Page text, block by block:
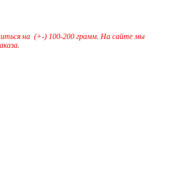
на (+-) 100-200 грамм. На сайте мы